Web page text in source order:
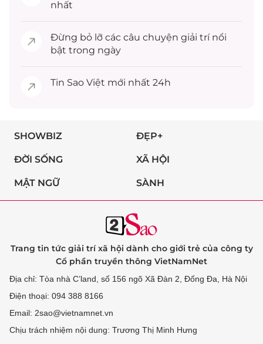
nhất
Đừng bỏ lỡ các câu chuyện giải trínổi
bật trong ngày
Tin Sao Việt mới nhất 24h
SHOWBIZ ĐẸP+
ĐỜI SỐNG XÃ HỘI
MẬT NGỮ SÀNH
Trang tin tức giải trí xã hội dành cho giới trẻ của công ty
Cổ phần truyền thông VietNamNet
Địa chỉ: Tòa nhà C’land, số 156 ngõ Xã Đàn 2, Đống Đa, Hà Nội
Điện thoại: 094 388 8166
Email: 2sao@vietnamnet.vn
Chịu trách nhiệm nội dung: Trương Thị Minh Hưng